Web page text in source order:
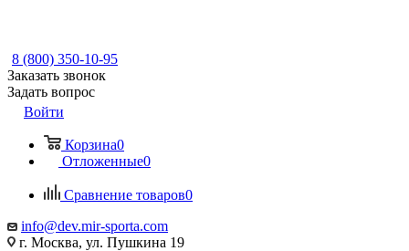
8 (800) 350-10-95
Заказать звонок
Задать вопрос
Войти
Корзина0
Отложенные0
Сравнение товаров0
info@dev.mir-sporta.com
г. Москва, ул. Пушкина 19